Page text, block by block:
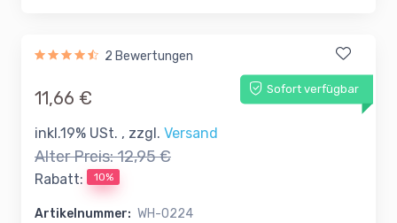
2 Bewertungen
Sofort verfügbar
11,66 €
inkl.19% USt. , zzgl. Versand
Alter Preis:12,95 €
Rabatt: 10%
Artikelnummer: WH-0224